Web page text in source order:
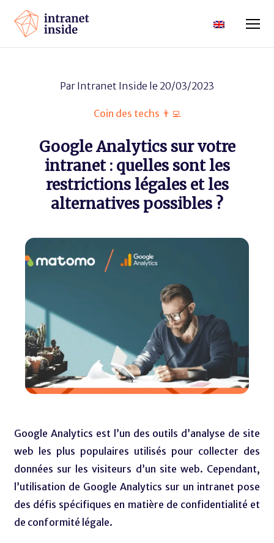
Par Intranet Inside le 20/03/2023
Coin des techs 👨‍💻
Google Analytics sur votre
intranet : quelles sont les
restrictions légales et les
alternatives possibles ?
Google Analytics est l’un des outils d’analyse de site
web les plus populaires utilisés pour collecter des
données sur les visiteurs d’un site web. Cependant,
l’utilisation de Google Analytics sur un intranet pose
des défis spécifiques en matière de confidentialité et
de conformité légale.